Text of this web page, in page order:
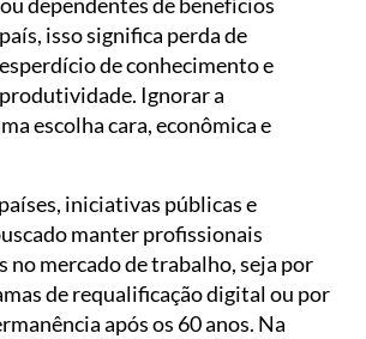
dependentes de benefícios
isso significa perda de
de conhecimento e
Ignorar a
escolha cara, econômica e
iniciativas públicas e
manter profissionais
no mercado de trabalho, seja por
de requalificação digital ou por
após os 60 anos. Na